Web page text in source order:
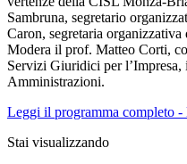
Sambruna, segretario
Caron, segretaria
Modera il prof. Matteo Corti,
Servizi Giuridici per
Amministrazioni.
Leggi il programma completo -
Stai visualizzando